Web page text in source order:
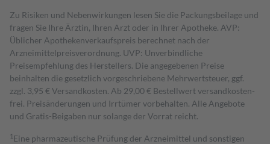
Zu Risiken und Nebenwirkungen lesen Sie die Packungsbeilage und
fragen Sie Ihre Ärztin, Ihren Arzt oder in Ihrer Apotheke. AVP:
Üblicher Apothekenverkaufspreis berechnet nach der
Arzneimittelpreisverordnung. UVP: Unverbindliche
Preisempfehlung des Herstellers. Die angegebenen Preise
beinhalten die gesetzlich vorgeschriebene Mehrwertsteuer, ggf.
zzgl. 3,95 € Versandkosten. Ab 29,00 € Bestell­wert versand­kosten­
frei. Preisänderungen und Irrtümer vorbehalten. Alle Angebote
und Gratis-Beigaben nur solange der Vorrat reicht.
1 Eine pharmazeutische Prüfung der Arzneimittel und sonstigen